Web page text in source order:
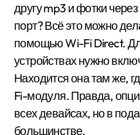
другу mp3 и фотки
порт? Всё это можно
помощью Wi-Fi Direct.
устройствах нужно
Находится она там же,
Fi-модуля. Правда,
всех девайсах, но в
большинстве.